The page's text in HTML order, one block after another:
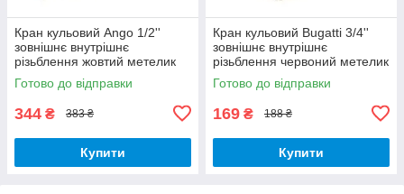
Кран кульовий Ango 1/2''
зовнішнє внутрішнє
різьблення жовтий метелик
латунь 59 Pn 40
Готово до відправки
344 ₴ 383 ₴
Купити
Кран кульовий Bugatti 3/4''
зовнішнє внутрішнє
різьблення червоний метелик
латунь CW617N Pn 30
Готово до відправки
169 ₴ 188 ₴
Купити